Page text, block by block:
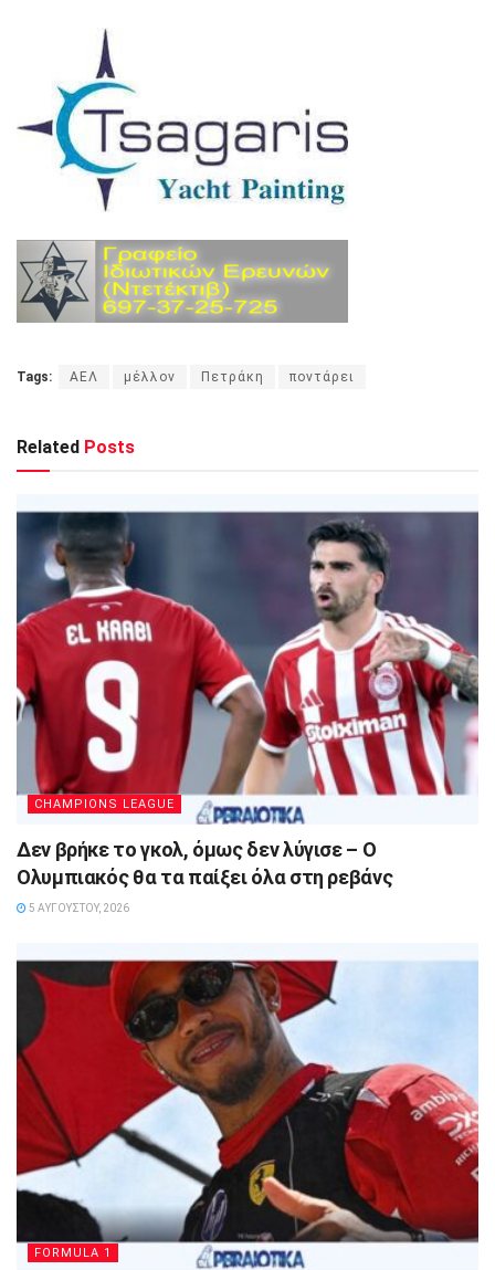
Tags: ΑΕΛ μέλλον Πετράκη ποντάρει
Related Posts
CHAMPIONS LEAGUE
Δεν βρήκε το γκολ, όμως δεν λύγισε – Ο
Ολυμπιακός θα τα παίξει όλα στη ρεβάνς
5 ΑΥΓΟΎΣΤΟΥ, 2026
FORMULA 1